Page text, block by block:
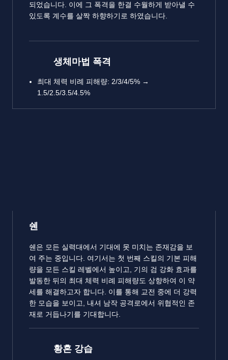
되었습니다. 이에 그 폭격을 한결 수월하게 받아낼 수
있도록 계수를 살짝 하향하기로 하였습니다.
생체마법 폭격
최대 체력 비례 피해량: 2/3/4/5% →
1.5/2.5/3.5/4.5%
쉔
쉔은 모든 실력대에서 기대에 못 미치는 존재감을 보
여 주는 중입니다. 여기서는 첫 번째 스킬의 기본 피해
량을 모든 스킬 레벨에서 높이고, 기의 검 강화 효과를
발동한 뒤의 최대 체력 비례 피해량도 상향하여 이 약
세를 해결하고자 합니다. 이를 통해 교전 중에 더 강력
한 모습을 보이고, 내셔 남작 공격로에서 위협적인 존
재로 거듭나기를 기대합니다.
황혼 강습